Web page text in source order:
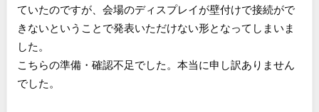
ていたのですが、会場のディスプレイが壁付けで接続がで
きないということで発表いただけない形となってしまいま
した。
こちらの準備・確認不足でした。本当に申し訳ありません
でした。